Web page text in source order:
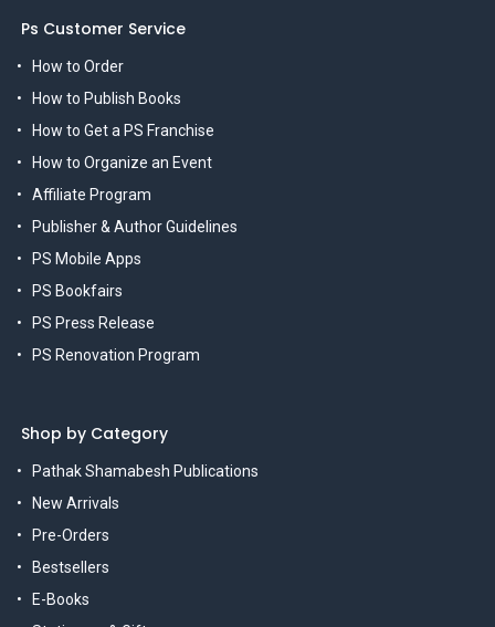
Ps Customer Service
How to Order
How to Publish Books
How to Get a PS Franchise
How to Organize an Event
Affiliate Program
Publisher & Author Guidelines
PS Mobile Apps
PS Bookfairs
PS Press Release
PS Renovation Program
Shop by Category
Pathak Shamabesh Publications
New Arrivals
Pre-Orders
Bestsellers
E-Books